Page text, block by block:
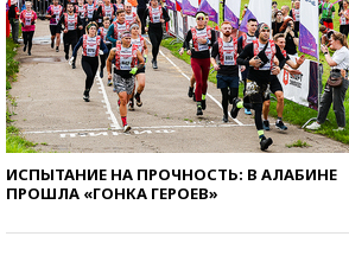
ИСПЫТАНИЕ НА ПРОЧНОСТЬ: В АЛАБИНЕ
ПРОШЛА «ГОНКА ГЕРОЕВ»